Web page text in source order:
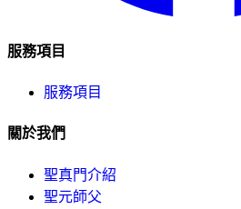
服務項目
服務項目
關於我們
聖真門介紹
聖元師父